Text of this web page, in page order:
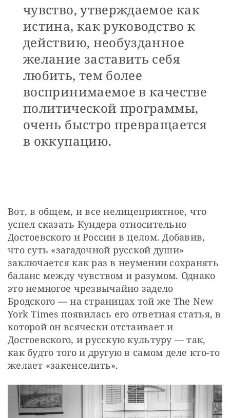
чувство, утверждаемое как
истина, как руководство к
действию, необузданное
желание заставить себя
любить, тем более
воспринимаемое в качестве
политической программы,
очень быстро превращается
в оккупацию.
Вот, в общем, и все нелицеприятное, что
успел сказать Кундера относительно
Достоевского и России в целом. Добавив,
что суть «загадочной русской души»
заключается как раз в неумении сохранять
баланс между чувством и разумом. Однако
это немногое чрезвычайно задело
Бродского — на страницах той же The New
York Times появилась его ответная статья, в
которой он всячески отстаивает и
Достоевского, и русскую культуру — так,
как будто того и другую в самом деле кто-то
желает «закенселить».